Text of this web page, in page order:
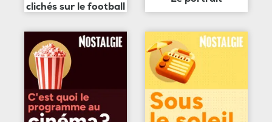
clichés sur le football